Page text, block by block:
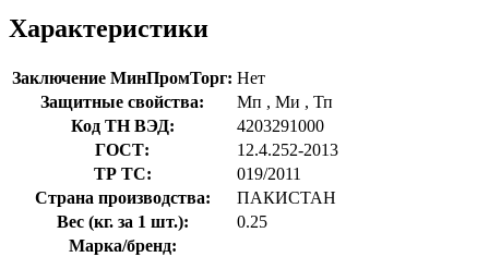
Характеристики
Заключение МинПромТорг: Нет
Защитные свойства:
Мп , Ми , Тп
Код ТН ВЭД:
4203291000
ГОСТ:
12.4.252-2013
ТР ТС:
019/2011
Страна производства:
ПАКИСТАН
Вес (кг. за 1 шт.):
0.25
Марка/бренд: